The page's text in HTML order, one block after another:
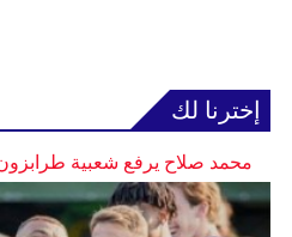
إخترنا لك
محمد صلاح يرفع شعبية طرابزون سبور إلى